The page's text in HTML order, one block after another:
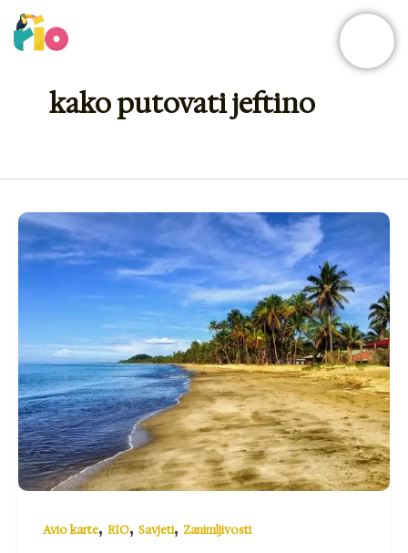
Skip
to
kako putovati jeftino
Avio karte, RIO, Savjeti, Zanimljivosti